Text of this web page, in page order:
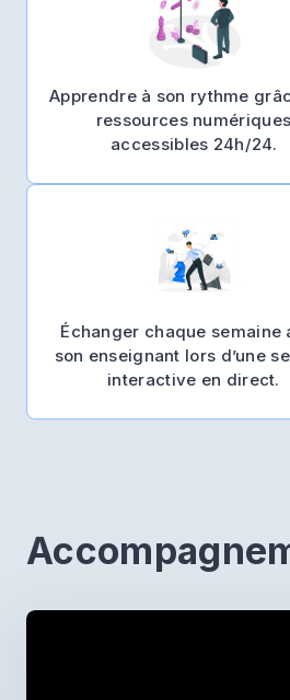
Apprendre à son rythme
ressources numériques
accessibles 24h/24.
Échanger chaque semaine
son enseignant lors d’une
interactive en direct.